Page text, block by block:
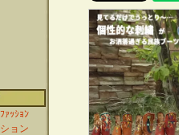
ｧｯｼｮﾝ
ョン